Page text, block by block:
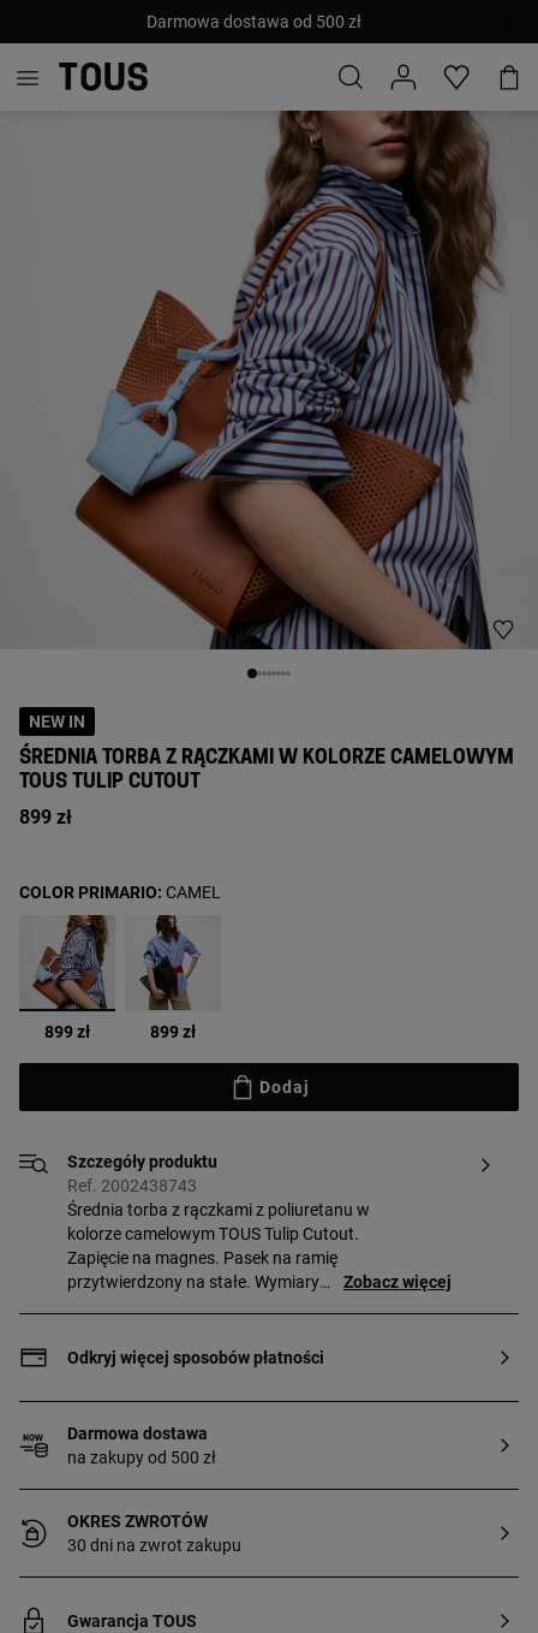
Darmowa dostawa od 500 zł
NEW IN
ŚREDNIA TORBA Z RĄCZKAMI W KOLORZE CAMELOWYM
TOUS TULIP CUTOUT
899 zł
wybrane
899 zł 899 zł
COLOR PRIMARIO: CAMEL
Dodaj
Szczegóły produktu
Ref. 2002438743
Średnia torba z rączkami z poliuretanu w
kolorze camelowym TOUS Tulip Cutout.
Zapięcie na magnes. Pasek na ramię
przytwierdzony na stałe. Wymiary
Zobacz więcej
Odkryj więcej sposobów płatności
Darmowa dostawa
na zakupy od 500 zł
OKRES ZWROTÓW
30 dni na zwrot zakupu
Gwarancja TOUS